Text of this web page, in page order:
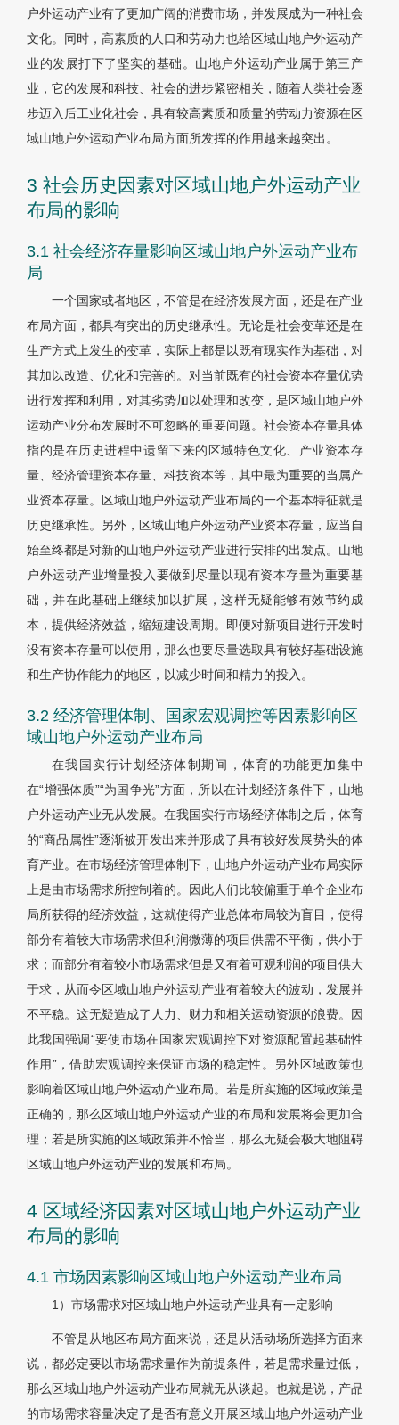
户外运动产业有了更加广阔的消费市场，并发展成为一种社会
文化。同时，高素质的人口和劳动力也给区域山地户外运动产
业的发展打下了坚实的基础。山地户外运动产业属于第三产
业，它的发展和科技、社会的进步紧密相关，随着人类社会逐
步迈入后工业化社会，具有较高素质和质量的劳动力资源在区
域山地户外运动产业布局方面所发挥的作用越来越突出。
3 社会历史因素对区域山地户外运动产业
布局的影响
3.1 社会经济存量影响区域山地户外运动产业布
局
一个国家或者地区，不管是在经济发展方面，还是在产业
布局方面，都具有突出的历史继承性。无论是社会变革还是在
生产方式上发生的变革，实际上都是以既有现实作为基础，对
其加以改造、优化和完善的。对当前既有的社会资本存量优势
进行发挥和利用，对其劣势加以处理和改变，是区域山地户外
运动产业分布发展时不可忽略的重要问题。社会资本存量具体
指的是在历史进程中遗留下来的区域特色文化、产业资本存
量、经济管理资本存量、科技资本等，其中最为重要的当属产
业资本存量。区域山地户外运动产业布局的一个基本特征就是
历史继承性。另外，区域山地户外运动产业资本存量，应当自
始至终都是对新的山地户外运动产业进行安排的出发点。山地
户外运动产业增量投入要做到尽量以现有资本存量为重要基
础，并在此基础上继续加以扩展，这样无疑能够有效节约成
本，提供经济效益，缩短建设周期。即便对新项目进行开发时
没有资本存量可以使用，那么也要尽量选取具有较好基础设施
和生产协作能力的地区，以减少时间和精力的投入。
3.2 经济管理体制、国家宏观调控等因素影响区
域山地户外运动产业布局
在我国实行计划经济体制期间，体育的功能更加集中
在“增强体质”“为国争光”方面，所以在计划经济条件下，山地
户外运动产业无从发展。在我国实行市场经济体制之后，体育
的“商品属性”逐渐被开发出来并形成了具有较好发展势头的体
育产业。在市场经济管理体制下，山地户外运动产业布局实际
上是由市场需求所控制着的。因此人们比较偏重于单个企业布
局所获得的经济效益，这就使得产业总体布局较为盲目，使得
部分有着较大市场需求但利润微薄的项目供需不平衡，供小于
求；而部分有着较小市场需求但是又有着可观利润的项目供大
于求，从而令区域山地户外运动产业有着较大的波动，发展并
不平稳。这无疑造成了人力、财力和相关运动资源的浪费。因
此我国强调“要使市场在国家宏观调控下对资源配置起基础性
作用”，借助宏观调控来保证市场的稳定性。另外区域政策也
影响着区域山地户外运动产业布局。若是所实施的区域政策是
正确的，那么区域山地户外运动产业的布局和发展将会更加合
理；若是所实施的区域政策并不恰当，那么无疑会极大地阻碍
区域山地户外运动产业的发展和布局。
4 区域经济因素对区域山地户外运动产业
布局的影响
4.1 市场因素影响区域山地户外运动产业布局
1）市场需求对区域山地户外运动产业具有一定影响
不管是从地区布局方面来说，还是从活动场所选择方面来
说，都必定要以市场需求量作为前提条件，若是需求量过低，
那么区域山地户外运动产业布局就无从谈起。也就是说，产品
的市场需求容量决定了是否有意义开展区域山地户外运动产业